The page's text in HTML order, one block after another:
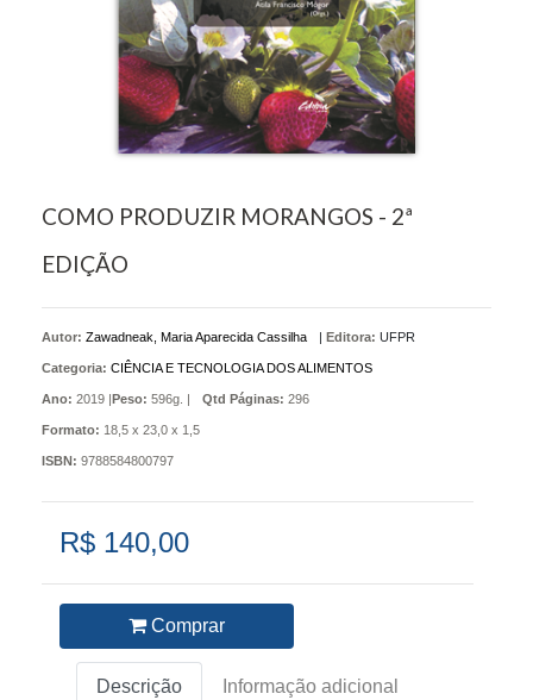
COMO PRODUZIR MORANGOS - 2ª
EDIÇÃO
Autor: Zawadneak, Maria Aparecida Cassilha | Editora: UFPR
Categoria: CIÊNCIA E TECNOLOGIA DOS ALIMENTOS
Ano: 2019 |Peso: 596g. | Qtd Páginas: 296
Formato: 18,5 x 23,0 x 1,5
ISBN: 9788584800797
R$ 140,00
Comprar
Descrição Informação adicional